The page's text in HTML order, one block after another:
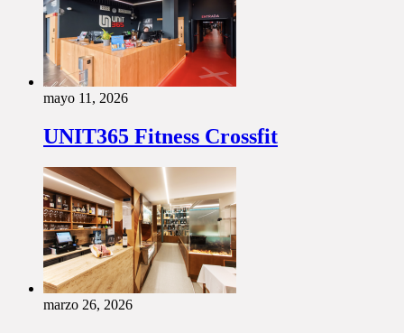
mayo 11, 2026
UNIT365 Fitness Crossfit
marzo 26, 2026